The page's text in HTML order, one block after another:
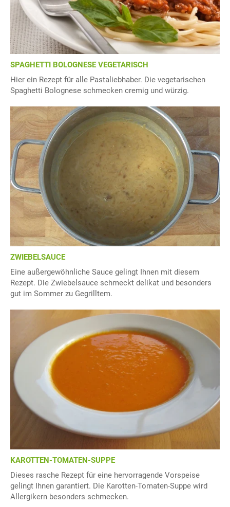
SPAGHETTI BOLOGNESE VEGETARISCH
Hier ein Rezept für alle Pastaliebhaber. Die vegetarischen
Spaghetti Bolognese schmecken cremig und würzig.
ZWIEBELSAUCE
Eine außergewöhnliche Sauce gelingt Ihnen mit diesem
Rezept. Die Zwiebelsauce schmeckt delikat und besonders
gut im Sommer zu Gegrilltem.
KAROTTEN-TOMATEN-SUPPE
Dieses rasche Rezept für eine hervorragende Vorspeise
gelingt Ihnen garantiert. Die Karotten-Tomaten-Suppe wird
Allergikern besonders schmecken.